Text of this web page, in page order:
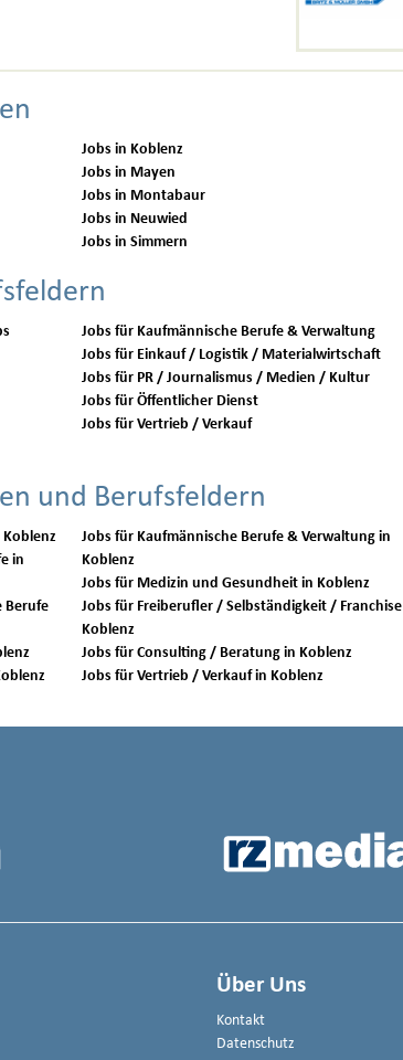
Jobs in Koblenz
Jobs in Mayen
Jobs in Montabaur
Jobs in Neuwied
Jobs in Simmern
Jobs für Kaufmännische Berufe & Verwaltung
Jobs für Einkauf / Logistik / Materialwirtschaft
Jobs für PR / Journalismus / Medien / Kultur
Jobs für Öffentlicher Dienst
Jobs für Vertrieb / Verkauf
und Berufsfeldern
/ Controlling / Steuern in Koblenz
Berufe
in Koblenz
Entwicklung in Koblenz
Jobs für Kaufmännische Berufe & Verwaltung in
Koblenz
Jobs für Medizin und Gesundheit in Koblenz
Jobs für Freiberufler / Selbständigkeit / Franchise in
Koblenz
Jobs für Consulting / Beratung in Koblenz
Jobs für Vertrieb / Verkauf in Koblenz
Über Uns
Kontakt
Datenschutz